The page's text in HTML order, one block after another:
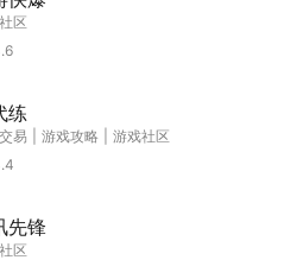
区
练
易 游戏攻略
游戏社区
先锋
区